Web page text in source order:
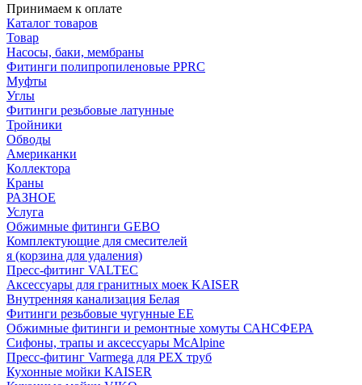
Принимаем к оплате
Каталог товаров
Товар
Насосы, баки, мембраны
Фитинги полипропиленовые PPRC
Муфты
Углы
Фитинги резьбовые латунные
Тройники
Обводы
Американки
Коллектора
Краны
РАЗНОЕ
Услуга
Обжимные фитинги GEBO
Комплектующие для смесителей
я (корзина для удаления)
Пресс-фитинг VALTEC
Аксессуары для гранитных моек KAISER
Внутренняя канализация Белая
Фитинги резьбовые чугунные EE
Обжимные фитинги и ремонтные хомуты САНСФЕРА
Сифоны, трапы и аксессуары McAlpine
Пресс-фитинг Varmega для PEX труб
Кухонные мойки KAISER